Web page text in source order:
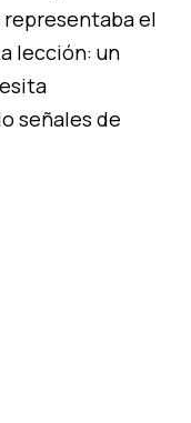
el
lección: un
señales de